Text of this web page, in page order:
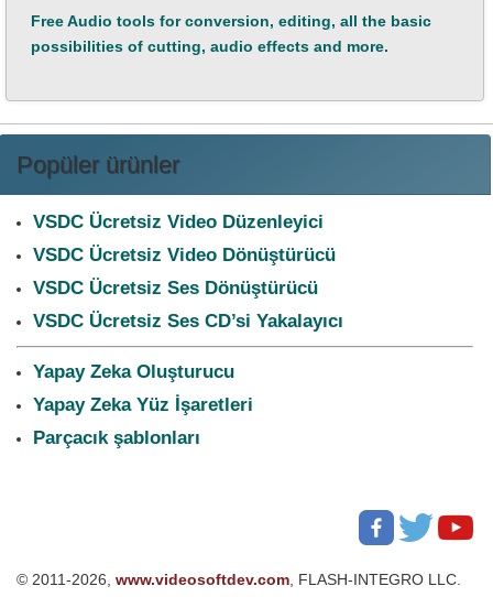
Free Audio tools for conversion, editing, all the basic
possibilities of cutting, audio effects and more.
Popüler ürünler
VSDC Ücretsiz Video Düzenleyici
VSDC Ücretsiz Video Dönüştürücü
VSDC Ücretsiz Ses Dönüştürücü
VSDC Ücretsiz Ses CD’si Yakalayıcı
Yapay Zeka Oluşturucu
Yapay Zeka Yüz İşaretleri
Parçacık şablonları
© 2011-2026, www.videosoftdev.com , FLASH-INTEGRO LLC.